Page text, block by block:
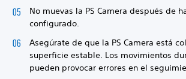
No muevas la PS Camera después de
configurado.
Asegúrate de que la PS Camera está
superficie estable. Los movimientos
pueden provocar errores en el